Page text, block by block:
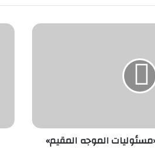
الموجه المقيم»
إطلاق